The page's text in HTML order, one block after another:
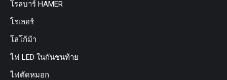
โรลบาร์ HAMER
โรเลอร์
โลโก้ม้า
ไฟ LED ในกันชนท้าย
ไฟตัดหมอก